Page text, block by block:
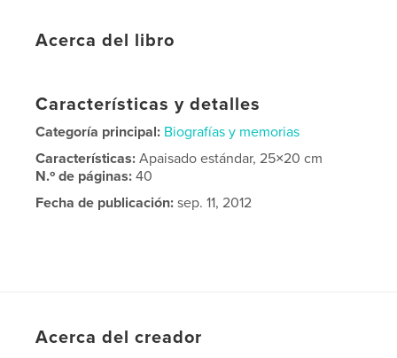
Acerca del libro
Características y detalles
Categoría principal: Biografías y memorias
Características:Apaisado estándar, 25×20 cm
N.º de páginas:40
Fecha de publicación: sep. 11, 2012
Acerca del creador